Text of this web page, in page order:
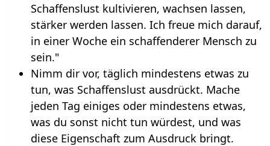
Schaffenslust kultivieren, wachsen lassen,
stärker werden lassen. Ich freue mich darauf,
in einer Woche ein schaffenderer Mensch zu
sein."
Nimm dir vor, täglich mindestens etwas zu
tun, was Schaffenslust ausdrückt. Mache
jeden Tag einiges oder mindestens etwas,
was du sonst nicht tun würdest, und was
diese Eigenschaft zum Ausdruck bringt.